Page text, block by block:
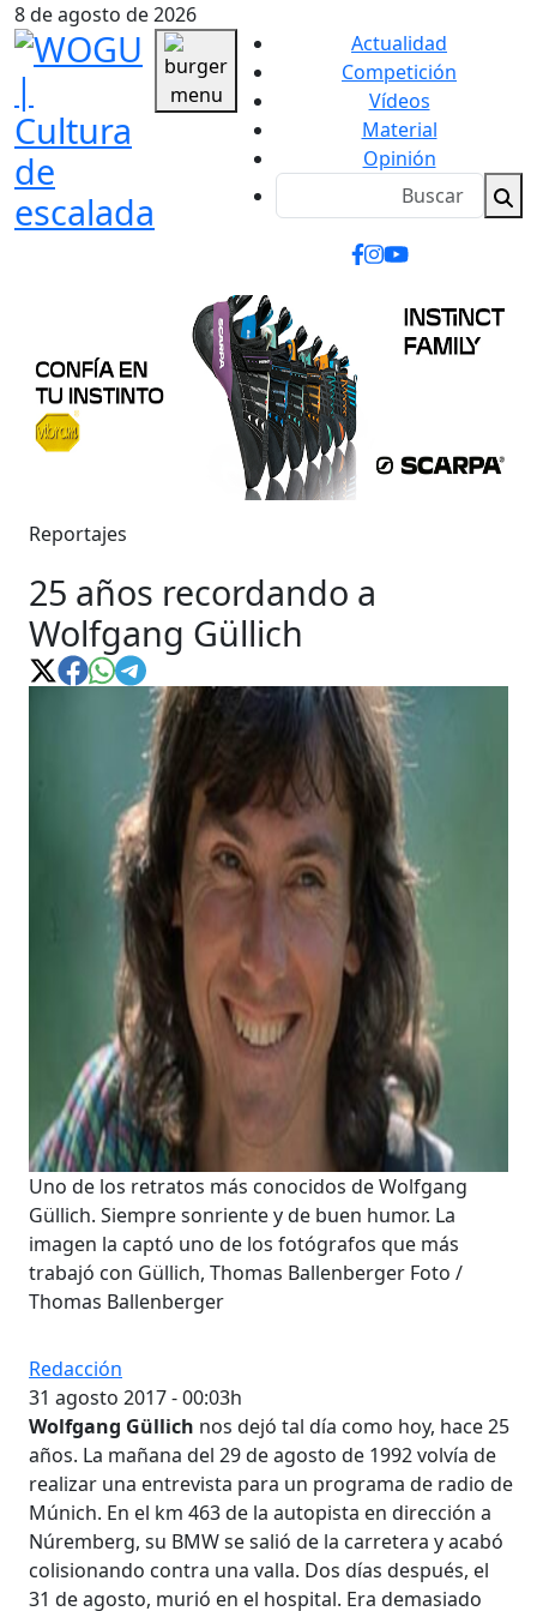
8 de agosto de 2026
Actualidad
Competición
Vídeos
Material
Opinión
Reportajes
25 años recordando a
Wolfgang Güllich
Uno de los retratos más conocidos de Wolfgang
Güllich. Siempre sonriente y de buen humor. La
imagen la captó uno de los fotógrafos que más
trabajó con Güllich, Thomas Ballenberger Foto /
Thomas Ballenberger
Redacción
31 agosto 2017 - 00:03h
Wolfgang Güllich nos dejó tal día como hoy, hace 25
años. La mañana del 29 de agosto de 1992 volvía de
realizar una entrevista para un programa de radio de
Múnich. En el km 463 de la autopista en dirección a
Núremberg, su BMW se salió de la carretera y acabó
colisionando contra una valla. Dos días después, el
31 de agosto, murió en el hospital. Era demasiado